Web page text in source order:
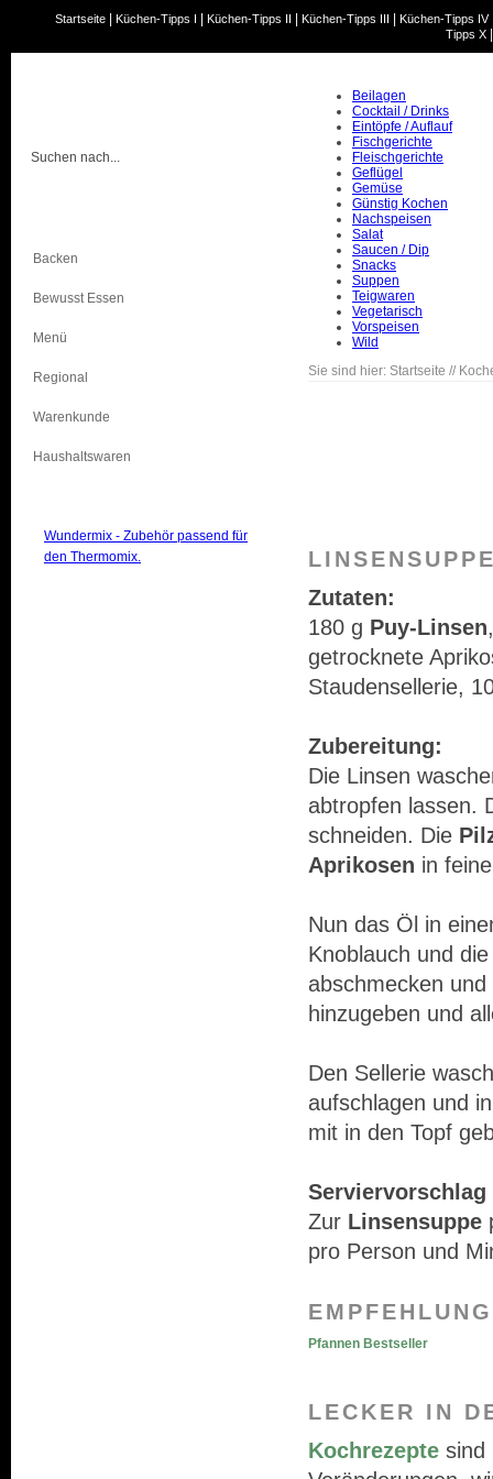
Startseite Küchen-Tipps I Küchen-Tipps II Küchen-Tipps III Küchen-Tipps IV
Tipps X
Backen
Bewusst Essen
Menü
Regional
Warenkunde
Haushaltswaren
Wundermix - Zubehör passend für
den Thermomix.
Beilagen
Cocktail / Drinks
Eintöpfe / Auflauf
Fischgerichte
Fleischgerichte
Geflügel
Gemüse
Günstig Kochen
Nachspeisen
Salat
Saucen / Dip
Snacks
Suppen
Teigwaren
Vegetarisch
Vorspeisen
Wild
Sie sind hier: Startseite //
Zutaten:
180 g Puy-Linsen
getrocknete
Staudensellerie,
Zubereitung:
Die Linsen
abtropfen lassen.
schneiden. Die
Aprikosen in
Nun das Öl in
Knoblauch und
abschmecken
hinzugeben und
Den Sellerie
aufschlagen und
mit in den Topf
Serviervorschlag
Zur Linsensuppe
pro Person und
Pfannen Bestseller
LECKER IN
Kochrezepte sind